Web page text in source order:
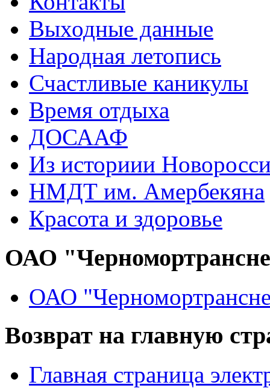
Выходные данные
Народная летопись
Счастливые каникулы
Время отдыха
ДОСААФ
Из историии
НМДТ им. Амербекяна
Красота и здоровье
ОАО
ОАО
Возврат на главную
Главная страница